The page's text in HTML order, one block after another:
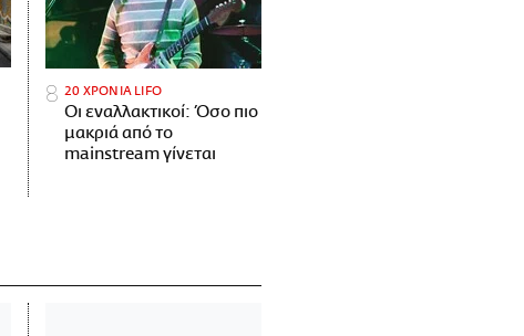
20 ΧΡΟΝΙΑ LIFO
Οι εναλλακτικοί: Όσο πιο
μακριά από το
mainstream γίνεται